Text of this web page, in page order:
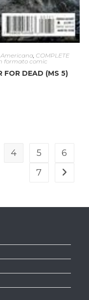
Americana, COMPLETE
formato comic
FOR DEAD (MS 5)
4 5
6
7